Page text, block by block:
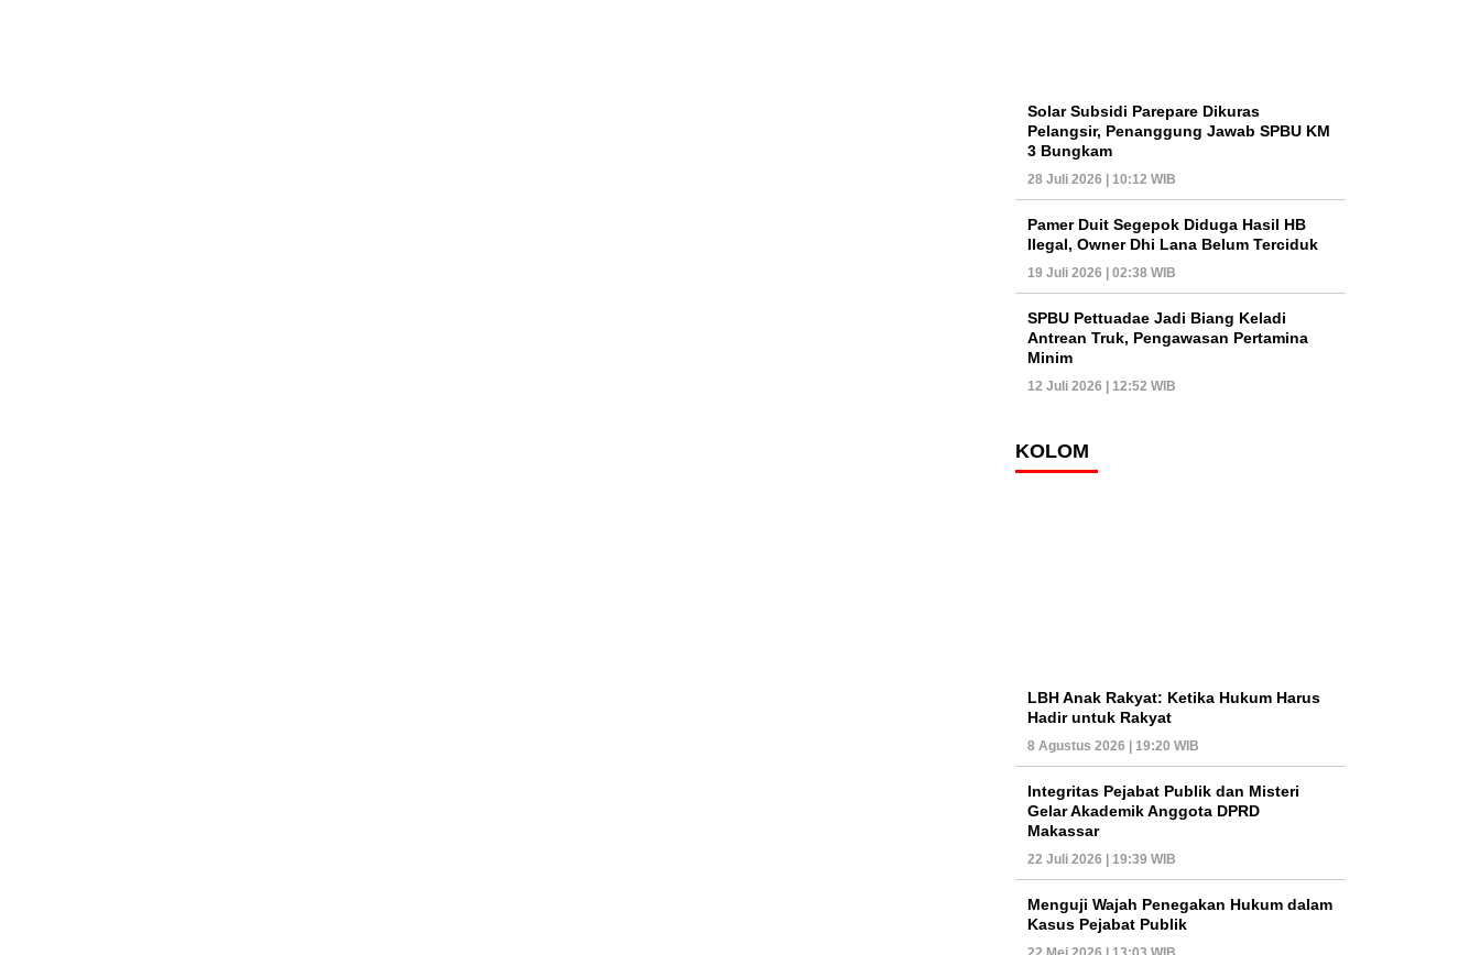
Solar Subsidi Parepare Dikuras
Pelangsir, Penanggung Jawab SPBU KM
3 Bungkam
28 Juli 2026 | 10:12 WIB
Pamer Duit Segepok Diduga Hasil HB
Ilegal, Owner Dhi Lana Belum Terciduk
19 Juli 2026 | 02:38 WIB
SPBU Pettuadae Jadi Biang Keladi
Antrean Truk, Pengawasan Pertamina
Minim
12 Juli 2026 | 12:52 WIB
KOLOM
LBH Anak Rakyat: Ketika Hukum Harus
Hadir untuk Rakyat
8 Agustus 2026 | 19:20 WIB
Integritas Pejabat Publik dan Misteri
Gelar Akademik Anggota DPRD
Makassar
22 Juli 2026 | 19:39 WIB
Menguji Wajah Penegakan Hukum dalam
Kasus Pejabat Publik